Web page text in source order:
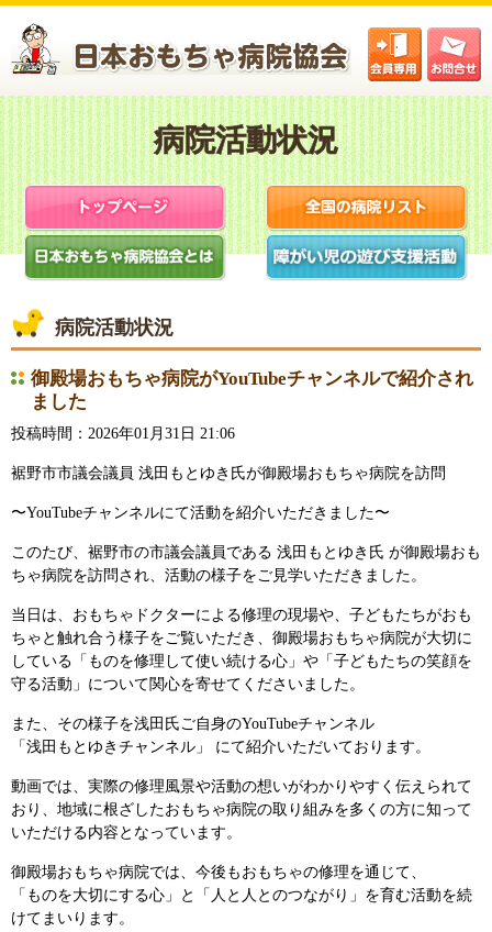
御殿場おもちゃ病院がYouTubeチャンネルで紹介され
ました
投稿時間：2026年01月31日 21:06
裾野市市議会議員 浅田もとゆき氏が御殿場おもちゃ病院を訪問
〜YouTubeチャンネルにて活動を紹介いただきました〜
このたび、裾野市の市議会議員である 浅田もとゆき氏 が御殿場おも
ちゃ病院を訪問され、活動の様子をご見学いただきました。
当日は、おもちゃドクターによる修理の現場や、子どもたちがおも
ちゃと触れ合う様子をご覧いただき、御殿場おもちゃ病院が大切に
している「ものを修理して使い続ける心」や「子どもたちの笑顔を
守る活動」について関心を寄せてくださいました。
また、その様子を浅田氏ご自身のYouTubeチャンネル
「浅田もとゆきチャンネル」 にて紹介いただいております。
動画では、実際の修理風景や活動の想いがわかりやすく伝えられて
おり、地域に根ざしたおもちゃ病院の取り組みを多くの方に知って
いただける内容となっています。
御殿場おもちゃ病院では、今後もおもちゃの修理を通じて、
「ものを大切にする心」と「人と人とのつながり」を育む活動を続
けてまいります。